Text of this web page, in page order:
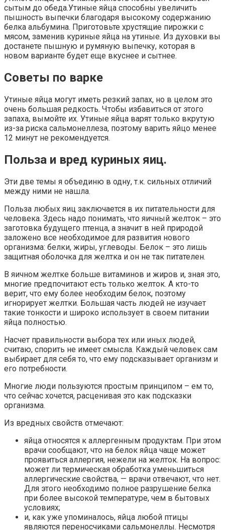
сытым до обеда.Утиные яйца способны увеличить
пышность выпечки благодаря высокому содержанию
белка альбумина. Приготовьте хрустящие пирожки с
мясом, заменив куриные яйца на утиные. Из духовки вы
достанете пышную и румяную выпечку, которая в
новом варианте будет еще вкуснее и сытнее.
Советы по варке
Утиные яйца могут иметь резкий запах, но в целом это
очень большая редкость. Чтобы избавиться от этого
запаха, вымойте их. Утиные яйца варят только вкрутую
из-за риска сальмонеллеза, поэтому варить яйцо менее
12 минут не рекомендуется.
Польза и вред куриных яиц.
Эти две темы я объединю в одну, т.к. сильных отличий
между ними не нашла.
Польза любых яиц заключается в их питательности для
человека. Здесь надо понимать, что яичный желток – это
заготовка будущего птенца, а значит в ней природой
заложено все необходимое для развития нового
организма: белки, жиры, углеводы. Белок – это лишь
защитная оболочка для желтка и он не так питателен.
В яичном желтке больше витаминов и жиров и, зная это,
многие предпочитают есть только желток. А кто-то
верит, что ему более необходим белок, поэтому
игнорирует желтки. Большая часть людей не изучает
такие тонкости и широко использует в своем питании
яйца полностью.
Насчет правильности выбора тех или иных людей,
считаю, спорить не имеет смысла. Каждый человек сам
выбирает для себя то, что ему подсказывает организм и
его потребности.
Многие люди пользуются простым принципом – ем то,
что сейчас хочется, расценивая это как подсказки
организма.
Из вредных свойств отмечают:
яйца относятся к аллергенным продуктам. При этом
врачи сообщают, что на белок яйца чаще может
проявиться аллергия, нежели на желток. На вопрос:
может ли термическая обработка уменьшиться
аллергические свойства, — врачи отвечают, что нет.
Для этого необходимо полное разрушение белка
при более высокой температуре, чем в бытовых
условиях;
и, как уже упоминалось, яйца любой птицы
являются переносчиками сальмонеллы. Несмотря